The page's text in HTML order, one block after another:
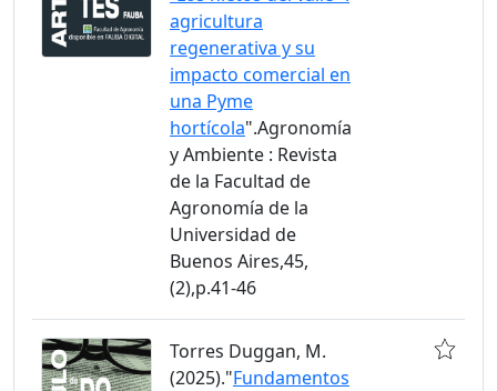
agricultura
regenerativa y su
impacto comercial en
una Pyme
hortícola".Agronomía
y Ambiente : Revista
de la Facultad de
Agronomía de la
Universidad de
Buenos Aires,45,
(2),p.41-46
Torres Duggan, M.
(2025)."Fundamentos